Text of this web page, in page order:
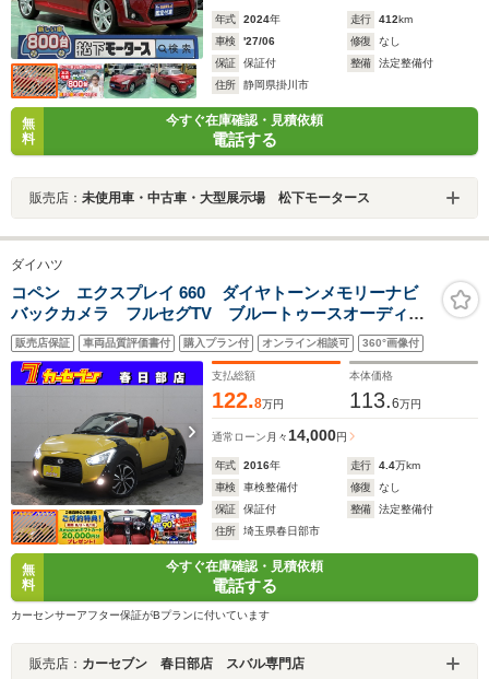
年式 2024年 走行 412km
車検
'27/06 修復
なし
保証
保証付 整備
法定整備付
住所
静岡県掛川市
無
料
今すぐ在庫確認・見積依頼
電話する
販売店： 未使用車・中古車・大型展示場 松下モータース
ダイハツ
コペン エクスプレイ 660 ダイヤトーンメモリーナビ
バックカメラ フルセグTV ブルートゥースオーディ
オ シートヒーター スマートキー 純正アルミホイー
ル ETC
販売店保証 車両品質評価書付 購入プラン付 オンライン相談可 360°画像付
支払総額
122.8万円
本体価格
113.6万円
通常ローン 月々 14,000円
年式 2016年 走行 4.4万km
車検
車検整備付 修復
なし
保証
保証付 整備
法定整備付
住所
埼玉県春日部市
無
料
今すぐ在庫確認・見積依頼
電話する
カーセンサーアフター保証がBプランに付いています
販売店： カーセブン 春日部店 スバル専門店